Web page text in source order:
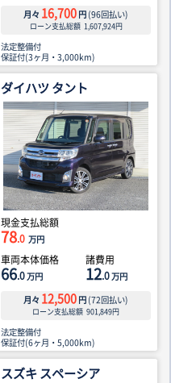
月々 16,700 円 (96回払い)
ローン支払総額 1,607,924円
法定整備付
保証付(3ヶ月・3,000km)
ダイハツ タント
現金支払総額
78.0 万円
車両本体価格
66.0万円
諸費用
12.0万円
月々 12,500 円 (72回払い)
ローン支払総額 901,849円
法定整備付
保証付(6ヶ月・5,000km)
スズキ スペーシア